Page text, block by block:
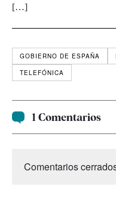
[…]
GOBIERNO DE ESPAÑA
TELEFÓNICA
1 Comentarios
Comentarios